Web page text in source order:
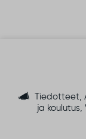
Tiedotteet,
ja